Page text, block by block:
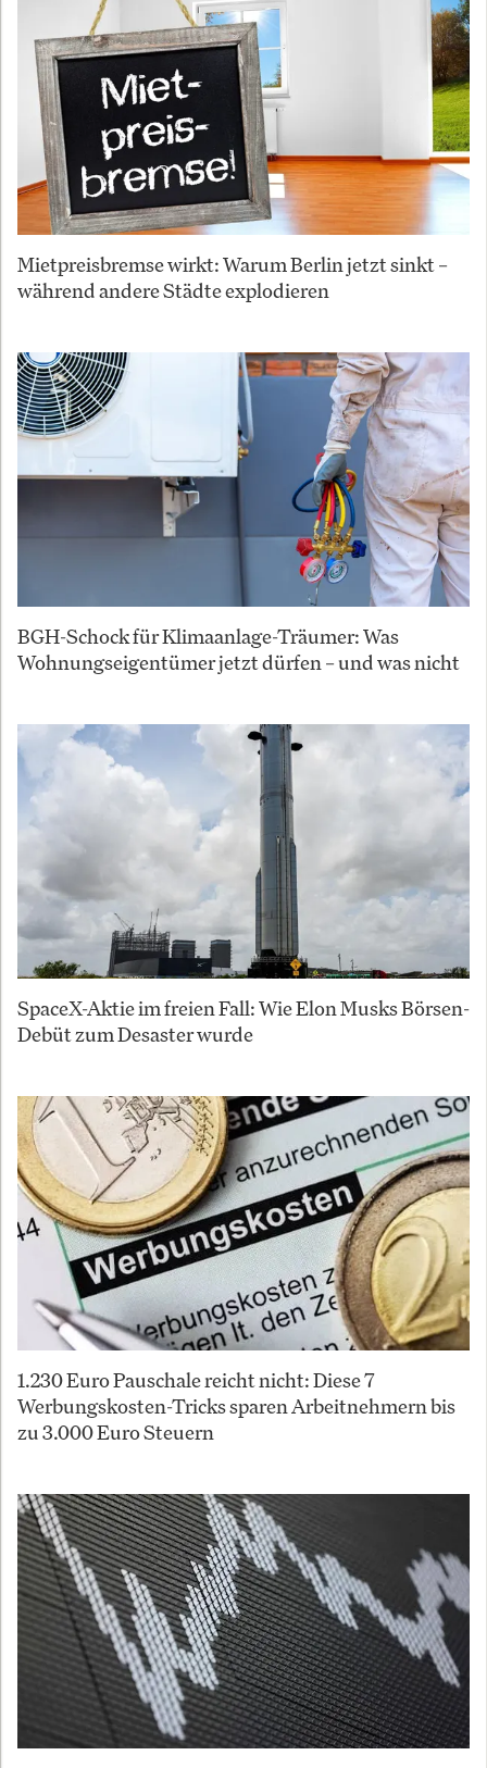
Mietpreisbremse wirkt: Warum Berlin jetzt sinkt –
während andere Städte explodieren
BGH-Schock für Klimaanlage-Träumer: Was
Wohnungseigentümer jetzt dürfen – und was nicht
SpaceX-Aktie im freien Fall: Wie Elon Musks Börsen-
Debüt zum Desaster wurde
1.230 Euro Pauschale reicht nicht: Diese 7
Werbungskosten-Tricks sparen Arbeitnehmern bis
zu 3.000 Euro Steuern